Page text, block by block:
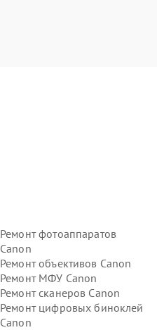
Ремонт фотоаппаратов
Canon
Ремонт объективов Canon
Ремонт МФУ Canon
Ремонт сканеров Canon
Ремонт цифровых биноклей
Canon